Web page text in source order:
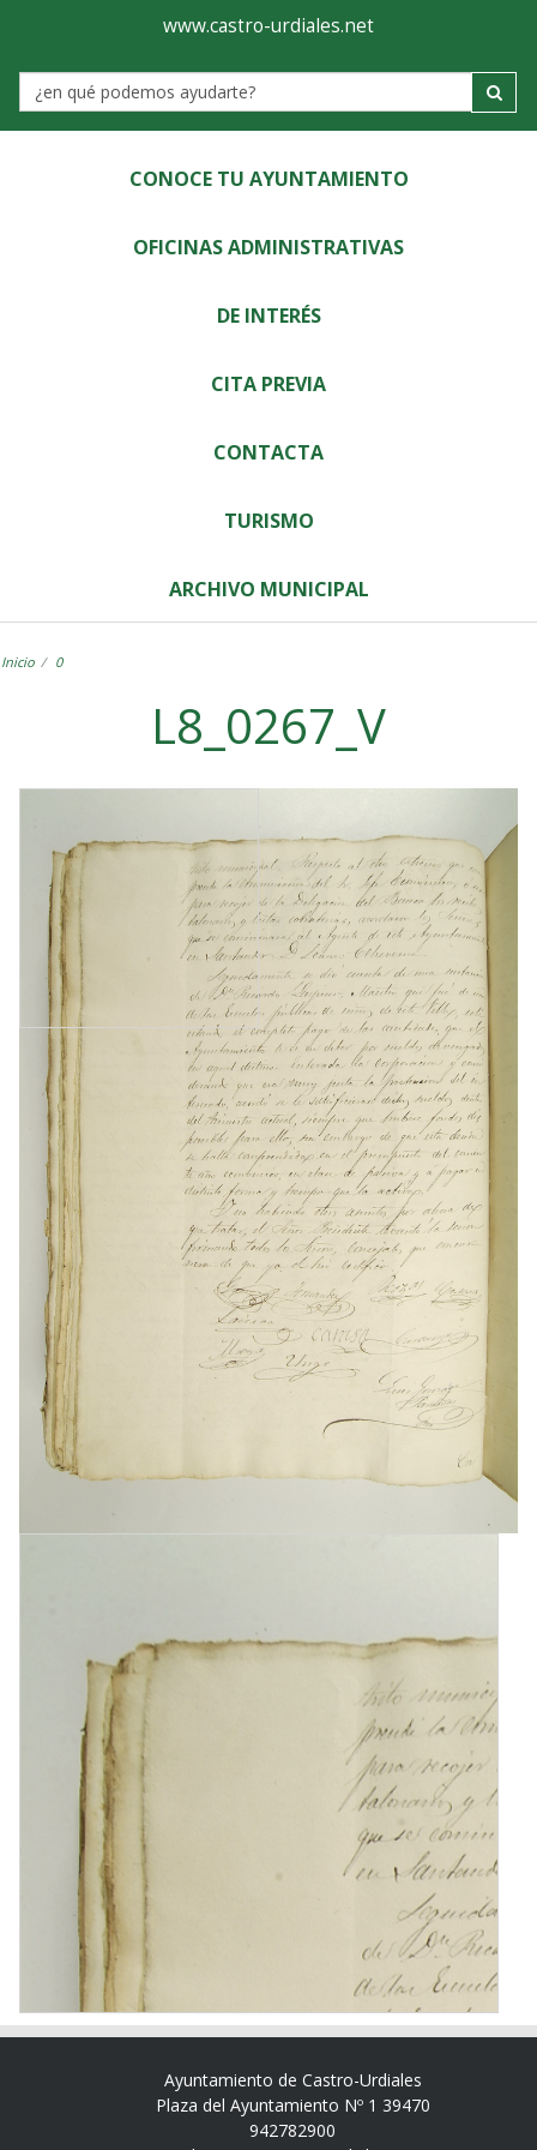
Ayuntamiento
de
Castro-
Urdiales
www.castro-urdiales.net
Label
CONOCE TU AYUNTAMIENTO
OFICINAS ADMINISTRATIVAS
DE INTERÉS
CITA PREVIA
CONTACTA
TURISMO
ARCHIVO MUNICIPAL
Inicio 0
L8_0267_V
Ayuntamiento de Castro-Urdiales
Plaza del Ayuntamiento Nº 1 39470
942782900